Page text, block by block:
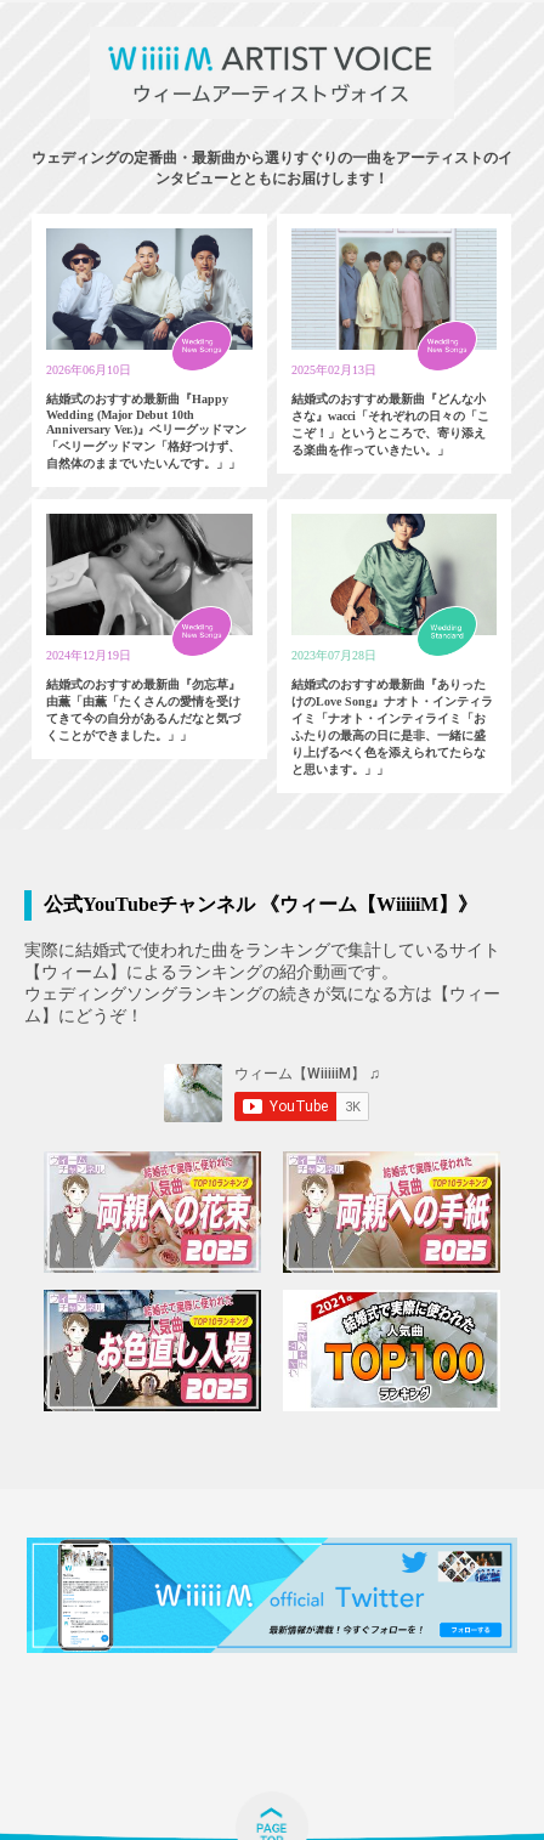
ウェディングの定番曲・最新曲から選りすぐりの一曲をアーティストのイ
ンタビューとともにお届けします！
2026年06月10日
結婚式のおすすめ最新曲『Happy
Wedding (Major Debut 10th
Anniversary Ver.)』ベリーグッドマン
「ベリーグッドマン「格好つけず、
自然体のままでいたいんです。」」
2025年02月13日
結婚式のおすすめ最新曲『どんな小
さな』wacci「それぞれの日々の「こ
こぞ！」というところで、寄り添え
る楽曲を作っていきたい。」
2024年12月19日
結婚式のおすすめ最新曲『勿忘草』
由薫「由薫「たくさんの愛情を受け
てきて今の自分があるんだなと気づ
くことができました。」」
2023年07月28日
結婚式のおすすめ最新曲『ありった
けのLove Song』ナオト・インティラ
イミ「ナオト・インティライミ「お
ふたりの最高の日に是非、一緒に盛
り上げるべく色を添えられてたらな
と思います。」」
公式YouTubeチャンネル 《ウィーム【WiiiiiM】》
実際に結婚式で使われた曲をランキングで集計しているサイト
【ウィーム】によるランキングの紹介動画です。
ウェディングソングランキングの続きが気になる方は【ウィー
ム】にどうぞ！